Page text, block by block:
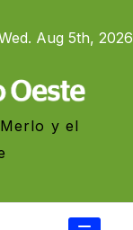
Aug 5th, 2026
y el